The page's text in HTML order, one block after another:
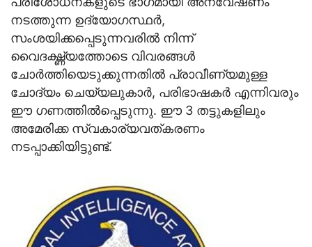
നടത്തുന്ന ഉദ്യോഗസ്ഥര്‍,
സംശയിക്കപ്പെടുന്നവരില്‍ നിന്ന്
വൈദഗ്ദ്ധ്യത്തോടെ വിവരങ്ങള്‍
ചോര്‍ത്തിയെടുക്കുന്നതില്‍ പ്രാവീണ്യമുള്ള
ചോദ്യം ചെയ്യലുകാര്‍, പരിഭാഷകര്‍ എന്നിവരും
ഈ ഗണത്തില്‍പ്പെടുന്നു. ഈ 3 തട്ടുകളിലും
അമേരിക്ക സ്വകാര്യവത്കരണം
നടപ്പാക്കിയിട്ടുണ്ട്.